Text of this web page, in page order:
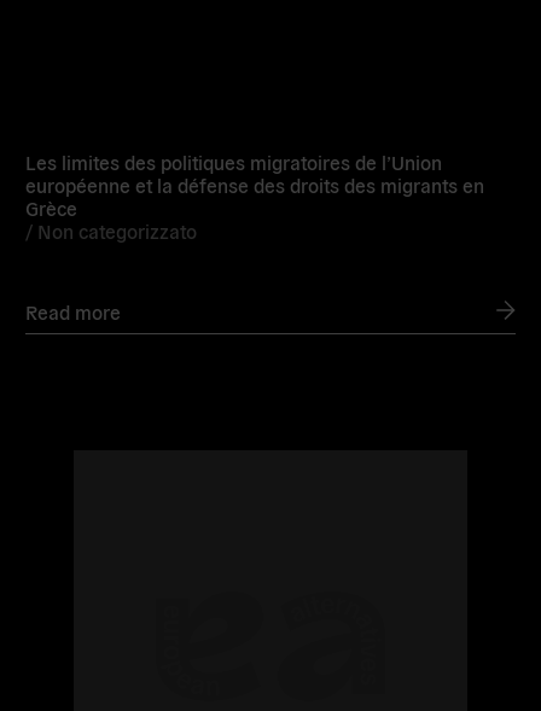
Les limites des politiques migratoires de l’Union
européenne et la défense des droits des migrants en
Grèce
/ Non categorizzato
Read more